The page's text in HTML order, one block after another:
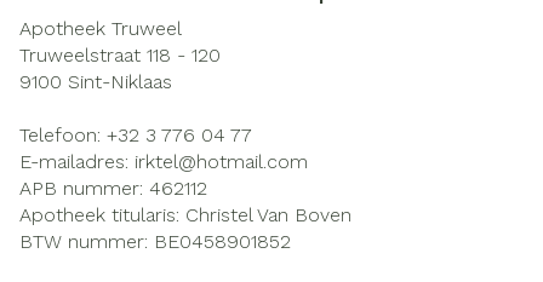
Apotheek Truweel
Truweelstraat 118 - 120
9100 Sint-Niklaas
Telefoon: +32 3 776 04 77
E-mailadres: irktel@hotmail.com
APB nummer: 462112
Apotheek titularis: Christel Van Boven
BTW nummer: BE0458901852